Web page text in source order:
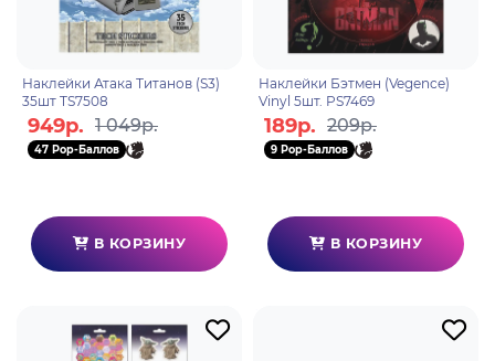
Наклейки Атака Титанов (S3)
35шт TS7508
949р. 1 049р.
47 Pop-Баллов
В КОРЗИНУ
Наклейки Бэтмен (Vegence)
Vinyl 5шт. PS7469
189р. 209р.
9 Pop-Баллов
В КОРЗИНУ